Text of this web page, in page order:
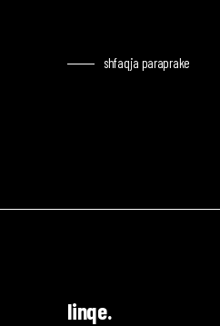
shfaqja paraprake
linqe.